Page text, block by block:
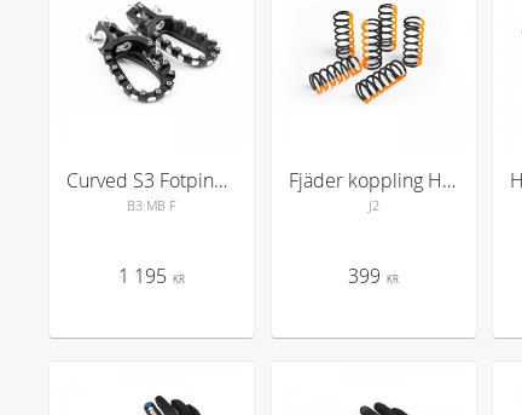
Curved S3 Fotpinnar Svart KTM / Husky TPI-2017 →
B3 MB F
1 195 KR
Fjäder koppling Hård
J2
399 KR